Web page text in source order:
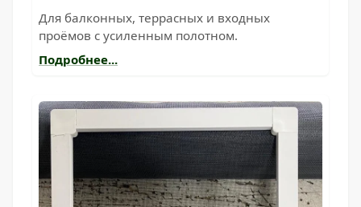
Для балконных, террасных и входных
проёмов с усиленным полотном.
Подробнее...